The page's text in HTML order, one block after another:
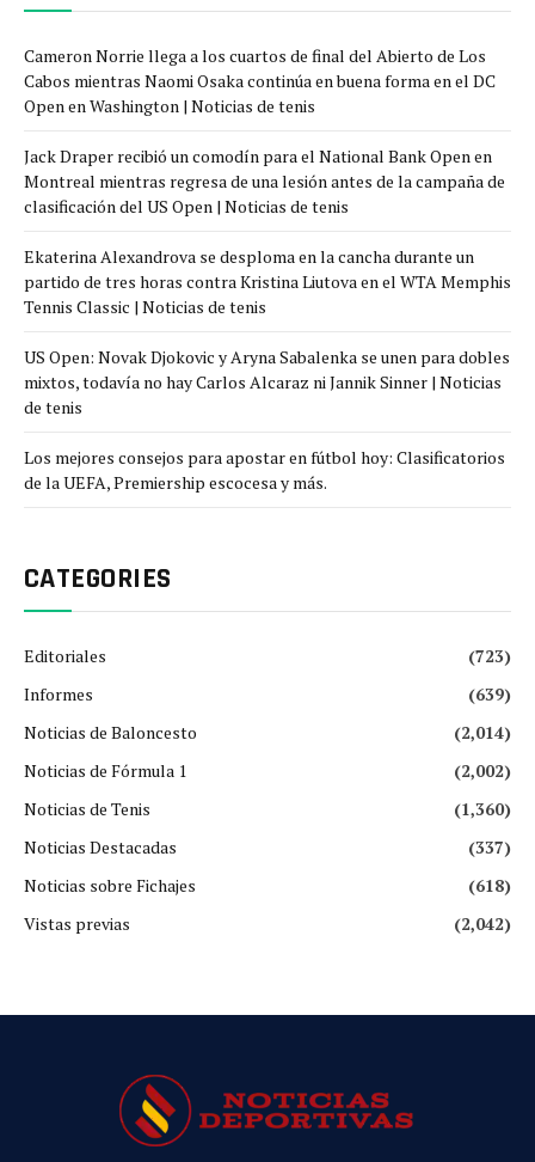
Cameron Norrie llega a los cuartos de final del Abierto de Los
Cabos mientras Naomi Osaka continúa en buena forma en el DC
Open en Washington | Noticias de tenis
Jack Draper recibió un comodín para el National Bank Open en
Montreal mientras regresa de una lesión antes de la campaña de
clasificación del US Open | Noticias de tenis
Ekaterina Alexandrova se desploma en la cancha durante un
partido de tres horas contra Kristina Liutova en el WTA Memphis
Tennis Classic | Noticias de tenis
US Open: Novak Djokovic y Aryna Sabalenka se unen para dobles
mixtos, todavía no hay Carlos Alcaraz ni Jannik Sinner | Noticias
de tenis
Los mejores consejos para apostar en fútbol hoy: Clasificatorios
de la UEFA, Premiership escocesa y más.
CATEGORIES
Editoriales
(723)
Informes
(639)
Noticias de Baloncesto
(2,014)
Noticias de Fórmula 1
(2,002)
Noticias de Tenis
(1,360)
Noticias Destacadas
(337)
Noticias sobre Fichajes
(618)
Vistas previas
(2,042)